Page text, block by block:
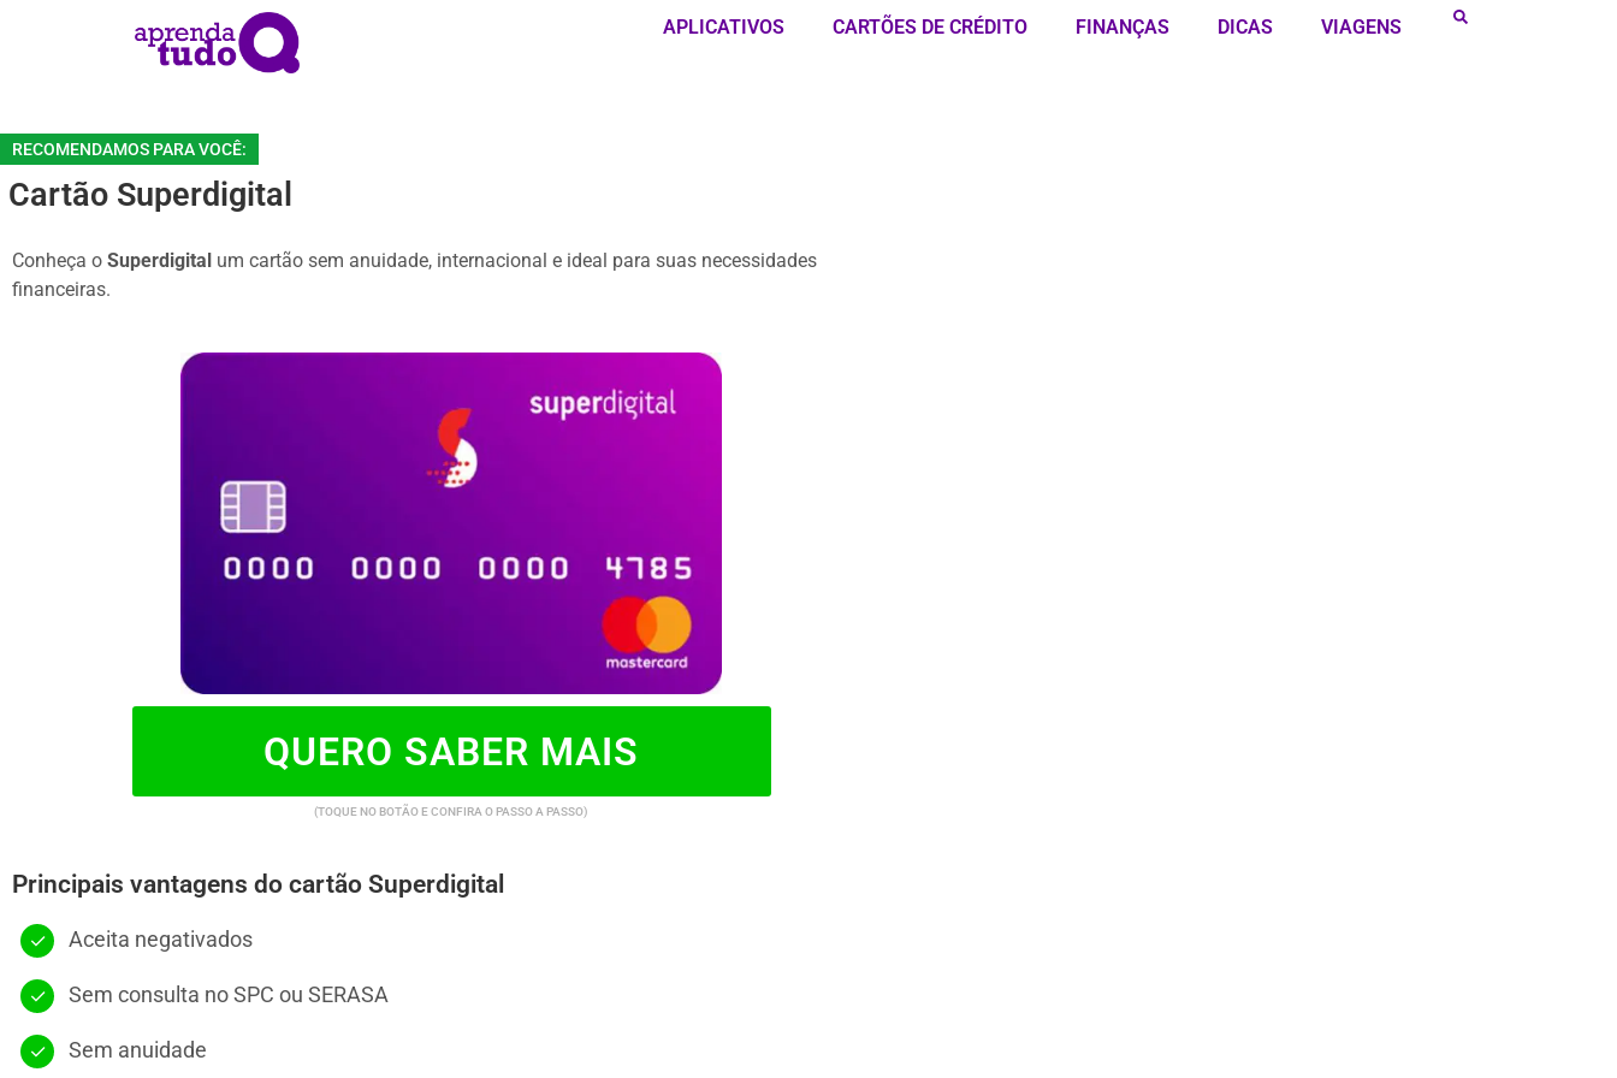
APLICATIVOS CARTÕES DE CRÉDITO FINANÇAS DICAS VIAGENS
RECOMENDAMOS PARA VOCÊ:
Cartão Superdigital
Conheça o Superdigital um cartão sem anuidade, internacional e ideal para suas necessidades
financeiras.
QUERO SABER MAIS
(TOQUE NO BOTÃO E CONFIRA O PASSO A PASSO)
Principais vantagens do cartão Superdigital
Aceita negativados
Sem consulta no SPC ou SERASA
Sem anuidade